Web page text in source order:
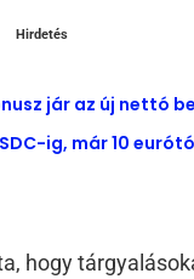
Hirdetés
jár az új nettó
ig, már 10
hogy